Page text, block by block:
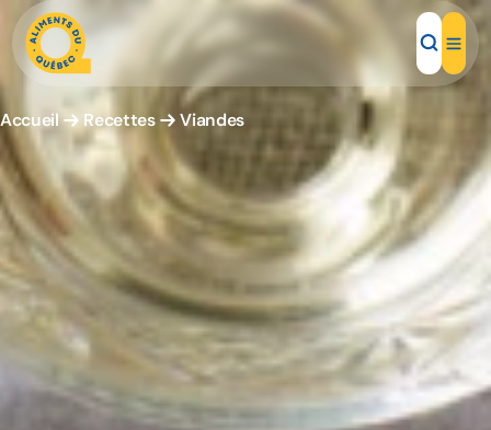
Aliments d'ici
Recettes
Inspirations d'ici
Restaurants
Institutions
Accueil Recettes Viandes